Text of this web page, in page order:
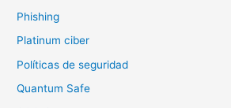
Phishing
Platinum ciber
Políticas de seguridad
Quantum Safe